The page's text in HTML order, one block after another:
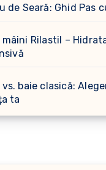
de Seară: Ghid Pas
Rilastil –
vs. baie clasică:
ta